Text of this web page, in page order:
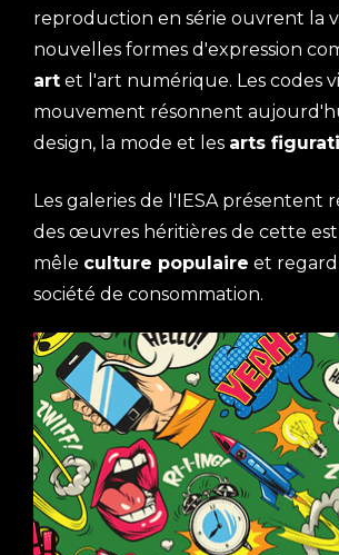
reproduction en série ouvrent la
nouvelles formes d'expression
art et l'art numérique. Les codes
mouvement résonnent
design, la mode et les arts
Les galeries de l'IESA présentent
des œuvres héritières de cette
mêle culture populaire et
société de consommation.